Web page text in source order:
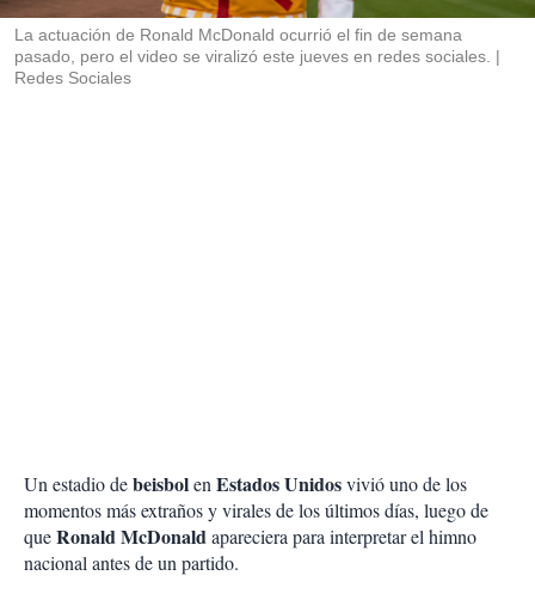
La actuación de Ronald McDonald ocurrió el fin de semana
pasado, pero el video se viralizó este jueves en redes sociales.
Redes Sociales
Un estadio debeisbolenEstados Unidosvivió uno de los
momentos más extraños y virales de los últimos días, luego de
queRonald McDonaldapareciera para interpretar el himno
nacional antes de un partido.